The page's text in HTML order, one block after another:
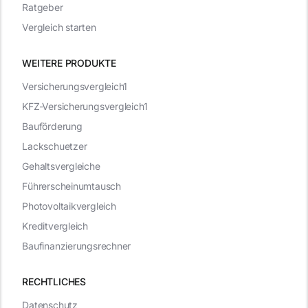
WEITERE PRODUKTE
RECHTLICHES
Datenschutz
Versicherungsvergleich1
KFZ-Versicherungsvergleich1
Bauförderung
Lackschuetzer
Gehaltsvergleiche
Führerscheinumtausch
Photovoltaikvergleich
Kreditvergleich
Baufinanzierungsrechner
Ratgeber
Vergleich starten